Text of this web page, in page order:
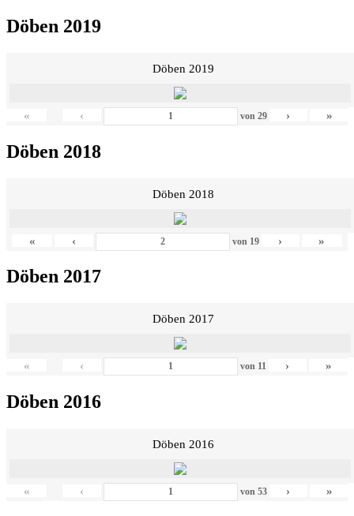
Döben 2019
Döben 2019
« ‹ von 29 › »
Döben 2018
Döben 2018
« ‹ von 19 › »
Döben 2017
Döben 2017
« ‹ von 11 › »
Döben 2016
Döben 2016
« ‹ von 53 › »